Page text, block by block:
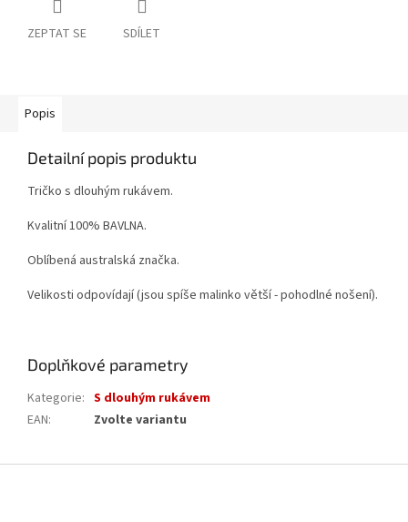
ZEPTAT SE SDÍLET
Popis
Detailní popis produktu
Tričko s dlouhým rukávem.
Kvalitní 100% BAVLNA.
Oblíbená australská značka.
Velikosti odpovídají (jsou spíše malinko větší - pohodlné nošení).
Doplňkové parametry
Kategorie: S dlouhým rukávem
EAN: Zvolte variantu